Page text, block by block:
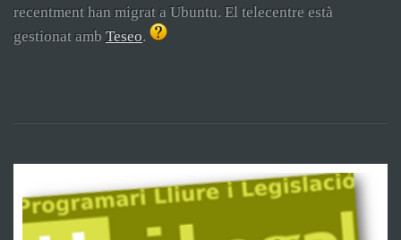
recentment han migrat a Ubuntu. El telecentre està
gestionat ambTeseo.